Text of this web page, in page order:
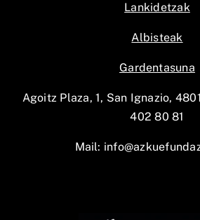
Lankidetzak
Albisteak
Gardentasuna
Agoitz Plaza, 1, San Ignazio,
402 80 81
Mail: